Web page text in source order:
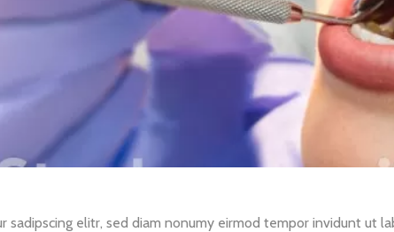
sadipscing elitr, sed diam nonumy eirmod tempor invidunt ut